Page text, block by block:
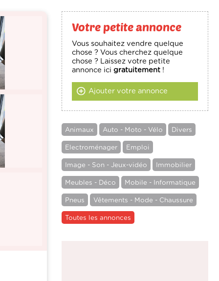
Votre petite annonce
Vous souhaitez vendre quelque
chose ? Vous cherchez quelque
chose ? Laissez votre petite
annonce icigratuitement !
Ajouter votre annonce
Animaux Auto - Moto - Vélo Divers
Electroménager Emploi
Image - Son - Jeux-vidéo Immobilier
Meubles - Déco Mobile - Informatique
Pneus Vêtements - Mode - Chaussure
Toutes les annonces